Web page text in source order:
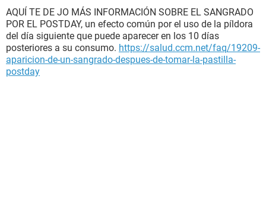
AQUÍ TE DE JO MÁS INFORMACIÓN SOBRE EL SANGRADO
POR EL POSTDAY, un efecto común por el uso de la píldora
del día siguiente que puede aparecer en los 10 días
posteriores a su consumo. https://salud.ccm.net/faq/19209-
aparicion-de-un-sangrado-despues-de-tomar-la-pastilla-
postday